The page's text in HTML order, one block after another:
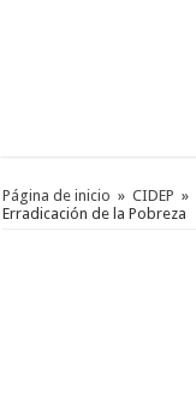
Página de inicio » CIDEP »
Erradicación de la Pobreza